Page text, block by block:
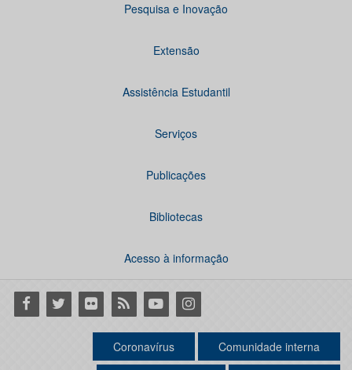
Pesquisa e Inovação
Extensão
Assistência Estudantil
Serviços
Publicações
Bibliotecas
Acesso à informação
Facebook
Twitter Flickr RSS YoutubeInstagram
Coronavírus Comunidade interna